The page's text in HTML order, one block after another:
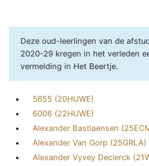
Deze oud-leerlingen van de
2020-29 kregen in het verleden
vermelding in Het Beertje.
5655 (20HUWE)
6006 (22HUWE)
Alexander Bastiaensen
Alexander Van Gorp (25GRLA)
Alexander Vyvey Declerck